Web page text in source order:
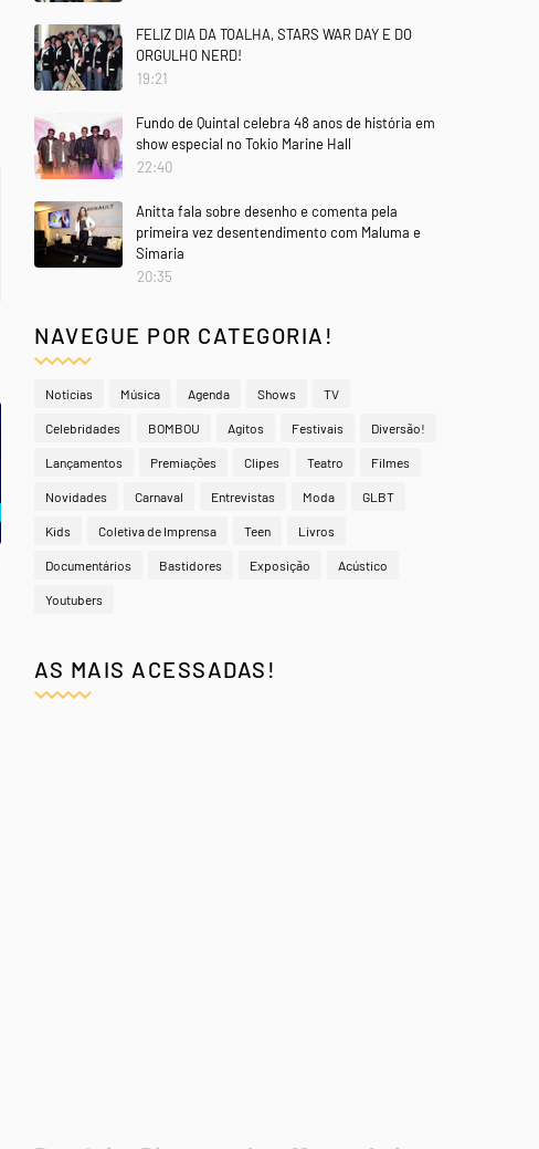
FELIZ DIA DA TOALHA, STARS WAR DAY E DO
ORGULHO NERD!
19:21
Fundo de Quintal celebra 48 anos de história em
show especial no Tokio Marine Hall
22:40
Anitta fala sobre desenho e comenta pela
primeira vez desentendimento com Maluma e
Simaria
20:35
NAVEGUE POR CATEGORIA!
Notícias Música Agenda Shows TV
Celebridades BOMBOU Agitos Festivais Diversão!
Lançamentos Premiações Clipes Teatro Filmes
Novidades Carnaval Entrevistas Moda GLBT
Kids Coletiva de Imprensa Teen Livros
Documentários Bastidores Exposição Acústico
Youtubers
AS MAIS ACESSADAS!